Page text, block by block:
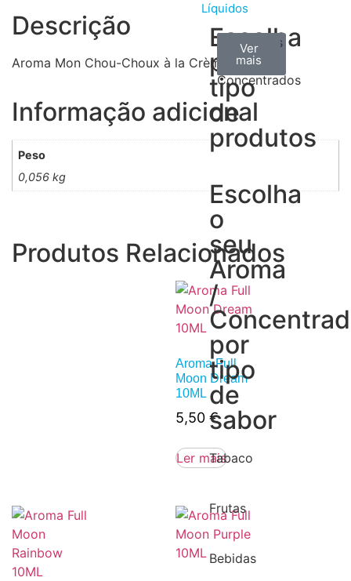
Líquidos
Escolha
por
tipo
de
produtos
Aromas
Concentrados
Ver
todos
Bases
Ver
mais
Accesorios
Ver
mais
Escolha
o
seu
Aroma
/
por
tipo
de
sabor
Tabaco
Frutas
Bebidas
Descrição
Aroma Mon Chou-Choux à la Crème 30ML
Informação adicional
Peso
0,056 kg
Produtos Relacionados
Aroma Full
Moon Dream
10ML
5,50 €
Ler mais